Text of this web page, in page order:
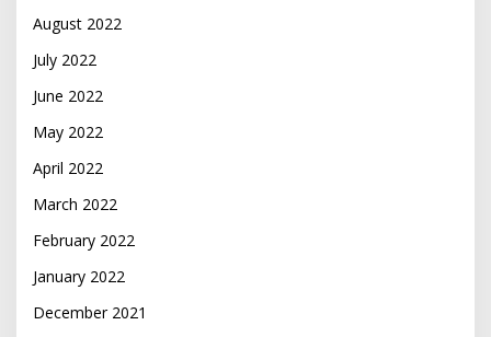
August 2022
July 2022
June 2022
May 2022
April 2022
March 2022
February 2022
January 2022
December 2021